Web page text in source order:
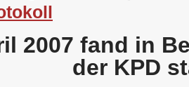
2007 fand in
der KPD